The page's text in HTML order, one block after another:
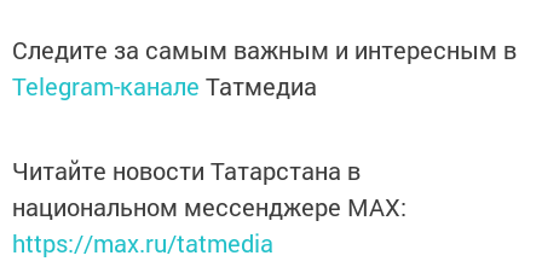
Следите за самым важным и интересным в
Telegram-канале Татмедиа
Читайте новости Татарстана в
национальном мессенджере MАХ:
https://max.ru/tatmedia